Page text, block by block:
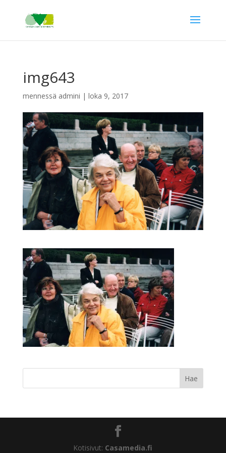
img643
mennessä admini | loka 9, 2017
Kotisivut: Casamedia.fi